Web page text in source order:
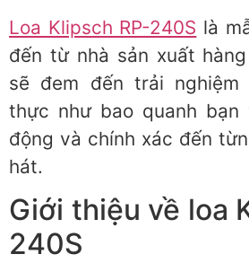
Loa Klipsch RP-240S là
đến từ nhà sản xuất
sẽ đem đến trải nghiệm
thực như bao quanh bạn
động và chính xác đến
hát.
Giới thiệu về loa
240S